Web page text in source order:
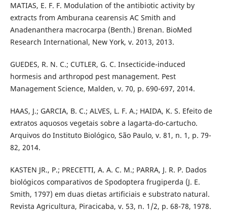
MATIAS, E. F. F. Modulation of the antibiotic activity by
extracts from Amburana cearensis AC Smith and
Anadenanthera macrocarpa (Benth.) Brenan. BioMed
Research International, New York, v. 2013, 2013.
GUEDES, R. N. C.; CUTLER, G. C. Insecticide-induced
hormesis and arthropod pest management. Pest
Management Science, Malden, v. 70, p. 690-697, 2014.
HAAS, J.; GARCIA, B. C.; ALVES, L. F. A.; HAIDA, K. S. Efeito de
extratos aquosos vegetais sobre a lagarta-do-cartucho.
Arquivos do Instituto Biológico, São Paulo, v. 81, n. 1, p. 79-
82, 2014.
KASTEN JR., P.; PRECETTI, A. A. C. M.; PARRA, J. R. P. Dados
biológicos comparativos de Spodoptera frugiperda (J. E.
Smith, 1797) em duas dietas artificiais e substrato natural.
Revista Agricultura, Piracicaba, v. 53, n. 1/2, p. 68-78, 1978.